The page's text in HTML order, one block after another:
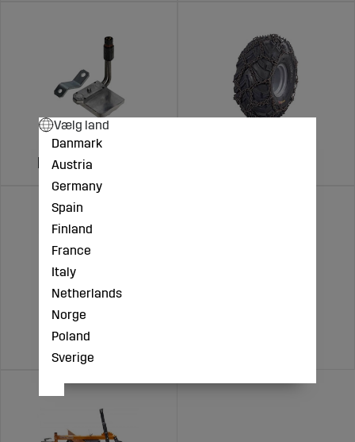
Motorvarmere
Vælg land
Danmark
Austria
Germany
Spain
Finland
France
Italy
Netherlands
Norge
Poland
Sverige